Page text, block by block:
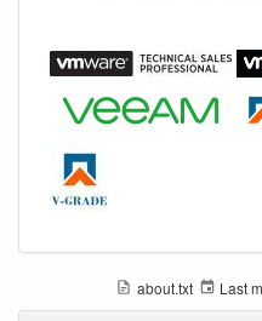
about.txt Last